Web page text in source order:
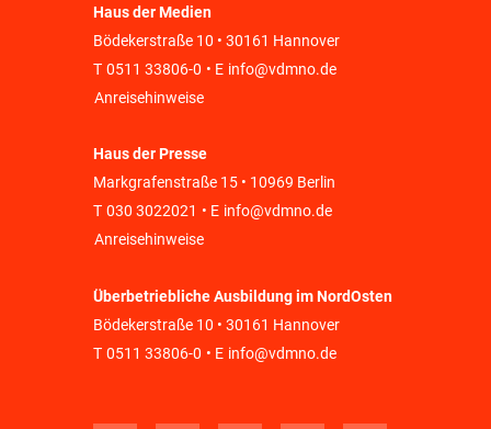
Haus der Medien
Bödekerstraße 10 • 30161 Hannover
T 0511 33806-0 • E info@vdmno.de
Anreisehinweise
Haus der Presse
Markgrafenstraße 15 • 10969 Berlin
T 030 3022021 • E info@vdmno.de
Anreisehinweise
Überbetriebliche Ausbildung im NordOsten
Bödekerstraße 10 • 30161 Hannover
T 0511 33806-0 • E info@vdmno.de